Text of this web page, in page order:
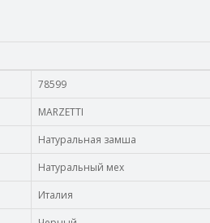
78599
MARZETTI
Натуральная замша
Натуральный мех
Италия